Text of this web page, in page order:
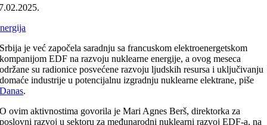
Srbija je već započela saradnju sa francuskom elektroenergetskom
kompanijom EDF na razvoju nuklearne energije, a ovog meseca
održane su radionice posvećene razvoju ljudskih resursa i uključivanju
domaće industrije u potencijalnu izgradnju nuklearne elektrane, piše
Danas.
O ovim aktivnostima govorila je Mari Agnes Berš, direktorka za
poslovni razvoj u sektoru za međunarodni nuklearni razvoj EDF-a, na